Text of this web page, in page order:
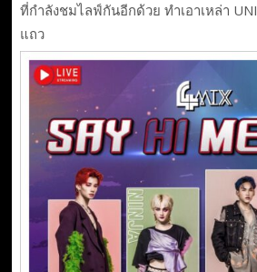
ที่กำลังชมไลฟ์กันอีกด้วย ทำเอาเหล่า
แถว